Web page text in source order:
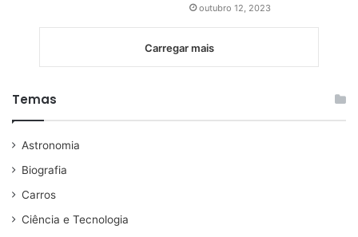
outubro 12, 2023
Carregar mais
Temas
Astronomia
Biografia
Carros
Ciência e Tecnologia